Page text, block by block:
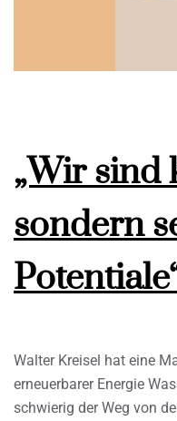
„Wir sind
sondern
Walter Kreisel hat eine
erneuerbarer Energie
schwierig der Weg von